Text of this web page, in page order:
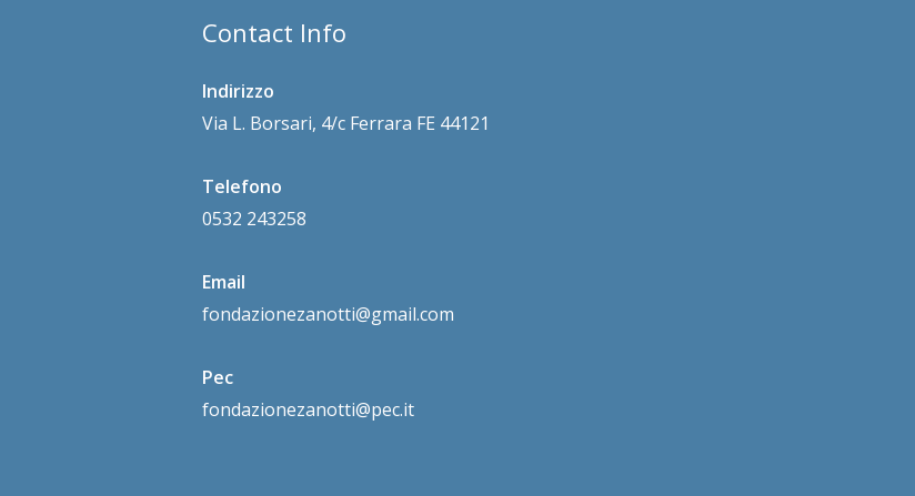
Contact Info
Indirizzo
Via L. Borsari, 4/c Ferrara FE 44121
Telefono
0532 243258
Email
fondazionezanotti@gmail.com
Pec
fondazionezanotti@pec.it